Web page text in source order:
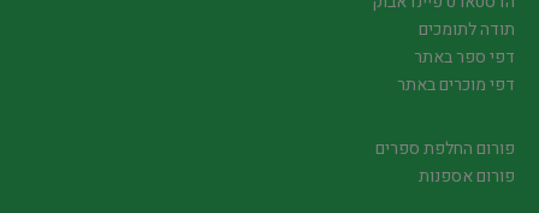
תודה לתומכים
דפי ספר באתר
דפי מוכרים באתר
פורום החלפת ספרים
פורום אספנות